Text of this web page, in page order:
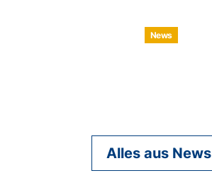
News
Alles aus News